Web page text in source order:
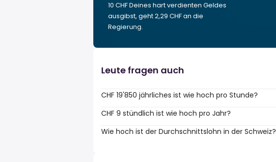
10 CHF Deines hart verdienten Geldes
ausgibst, geht 2,29 CHF an die
Regierung.
Leute fragen auch
CHF 19'850 jährliches ist wie hoch pro Stunde?
CHF 9 stündlich ist wie hoch pro Jahr?
Wie hoch ist der Durchschnittslohn in der Schweiz?